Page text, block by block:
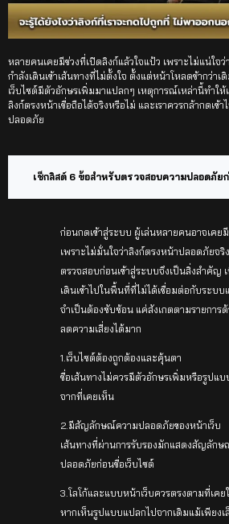
หลายคนเคยมีช่วงที่เปิดลิงก์แล้วใจแป้ว เพราะไม่แน่ใจ
กำลังเดินเข้าเส้นทางที่ไม่ตั้งใจ ตั้งแต่หน้าโหลดช้ากว่า
เว็บไซต์มีตัวอักษรเพิ่มมาแปลกๆ เหตุการณ์เหล่านี้ทำให้
ลิงก์ตรงหน้าเชื่อถือได้จริงหรือไม่ และเราควรกล้ากดเข้
ปลอดภัย
เช็กลิสต์ 6 ข้อสำหรับตรวจสอบความปลอดภัย
ก่อนกดเข้าสู่ระบบ ผู้เล่นหลายคนอาจเคยมี
เพราะไม่มั่นใจว่าลิงก์ตรงหน้าปลอดภัยจริ
ตรวจสอบก่อนเข้าสู่ระบบจึงเป็นสิ่งสำคัญ
เดินเข้าไปในพื้นที่ที่ไม่ได้เชื่อมต่อกับระบบ
จำเป็นต้องซับซ้อน แค่สังเกตตามรายการด้
ลดความเสี่ยงได้มาก
1.เว็บไซต์ต้องถูกต้องและคุ้นตา
ชื่อเส้นทางไม่ควรมีตัวอักษรเพิ่มหรือรูปแ
จากที่เคยเห็น
2.มีสัญลักษณ์ความปลอดภัยของหน้าเว็บ
เส้นทางที่ผ่านการรับรองมักแสดงสัญลักษ
ปลอดภัยก่อนชื่อเว็บไซต์
3.โลโก้และแบบหน้าเว็บควรตรงตามที่เคย
หากเห็นรูปแบบแปลกไปจากเดิมแม้เพียงเ